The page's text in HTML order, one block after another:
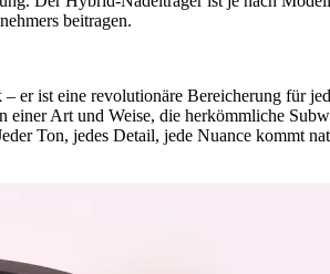
beitragen.
er ist eine revolutionäre Bereicherung für
Art und Weise, die herkömmliche
Ton, jedes Detail, jede Nuance kommt